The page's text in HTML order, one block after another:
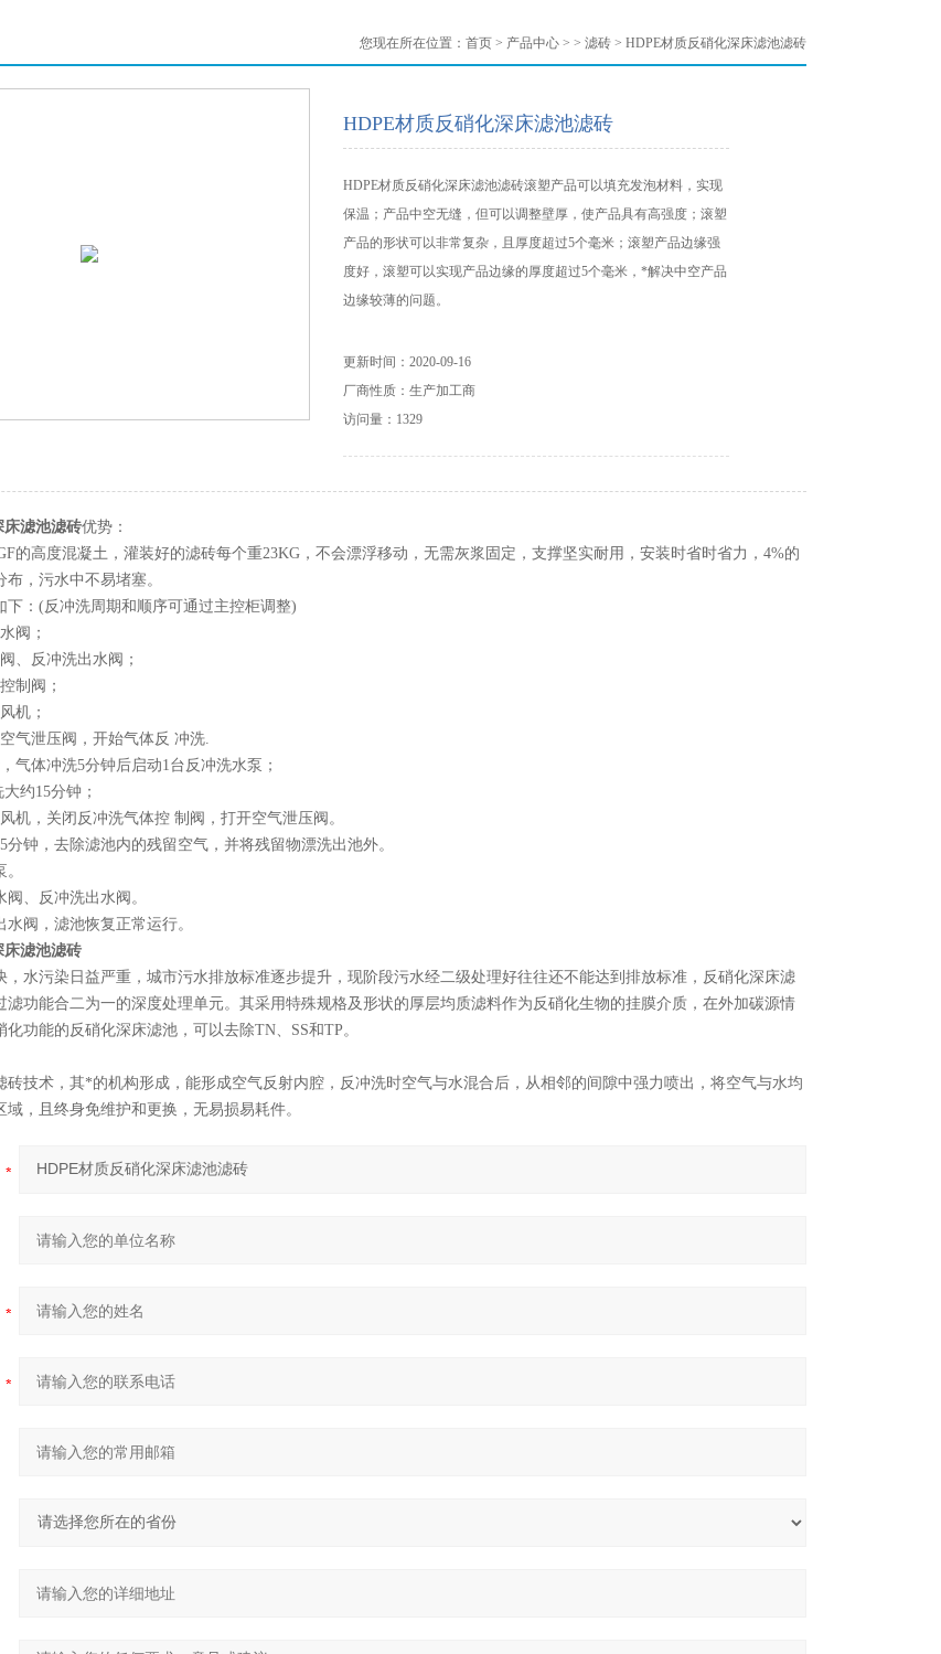
您现在所在位置： 首页 > 产品中心 > > 滤砖 > HDPE材质反硝化深床滤池滤砖
HDPE材质反硝化深床滤池滤砖
HDPE材质反硝化深床滤池滤砖滚塑产品可以填充发泡材料，实现
保温；产品中空无缝，但可以调整壁厚，使产品具有高强度；滚塑
产品的形状可以非常复杂，且厚度超过5个毫米；滚塑产品边缘强
度好，滚塑可以实现产品边缘的厚度超过5个毫米，*解决中空产品
边缘较薄的问题。
更新时间：2020-09-16
厂商性质：生产加工商
访问量：1329
床滤池滤砖优势：
的高度混凝土，灌装好的滤砖每个重23KG，不会漂浮移动，无需灰浆固定，支撑坚实耐用，安装时省时省力，4%的
，污水中不易堵塞。
下：(反冲洗周期和顺序可通过主控柜调整)
阀；
、反冲洗出水阀；
制阀；
机；
气泄压阀，开始气体反 冲洗.
气体冲洗5分钟后启动1台反冲洗水泵；
约15分钟；
机，关闭反冲洗气体控 制阀，打开空气泄压阀。
分钟，去除滤池内的残留空气，并将残留物漂洗出池外。
、反冲洗出水阀。
水阀，滤池恢复正常运行。
床滤池滤砖
，水污染日益严重，城市污水排放标准逐步提升，现阶段污水经二级处理好往往还不能达到排放标准，反硝化深床滤
滤功能合二为一的深度处理单元。其采用特殊规格及形状的厚层均质滤料作为反硝化生物的挂膜介质，在外加碳源情
功能的反硝化深床滤池，可以去除TN、SS和TP。
砖技术，其*的机构形成，能形成空气反射内腔，反冲洗时空气与水混合后，从相邻的间隙中强力喷出，将空气与水均
，且终身免维护和更换，无易损易耗件。